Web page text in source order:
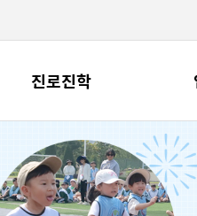
진로진학